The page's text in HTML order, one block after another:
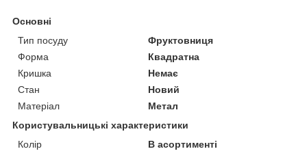
Основні
Тип посуду
Фруктовниця
Форма
Квадратна
Кришка
Немає
Стан
Новий
Матеріал
Метал
Користувальницькі характеристики
Колір
В асортименті